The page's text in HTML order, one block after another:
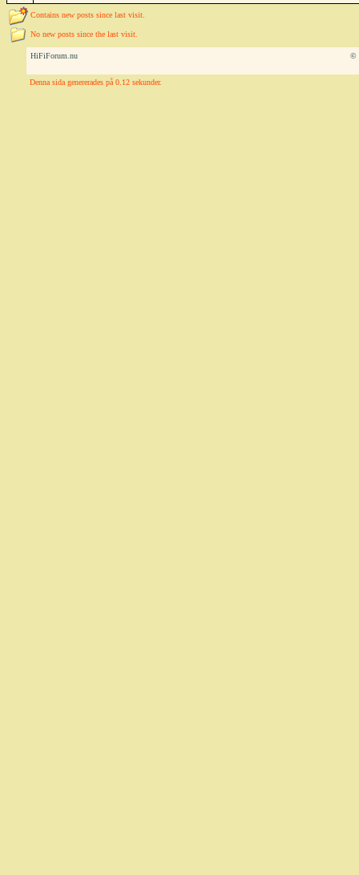
Contains new posts since last visit.
No new posts since the last visit.
HiFiForum.nu ©
Denna sida genererades på 0.12 sekunder.